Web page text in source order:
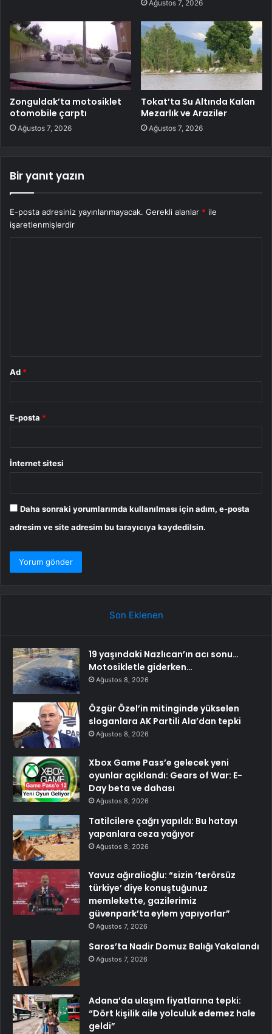
Ağustos 7, 2026
Zonguldak’ta motosiklet
otomobile çarptı
Ağustos 7, 2026
Tokat’ta Su Altında Kalan
Mezarlık ve Araziler
Ağustos 7, 2026
Bir yanıt yazın
E-posta adresiniz yayınlanmayacak. Gerekli alanlar * ile
işaretlenmişlerdir
Ad *
E-posta *
İnternet sitesi
Daha sonraki yorumlarımda kullanılması için adım, e-posta
adresim ve site adresim bu tarayıcıya kaydedilsin.
Son Eklenen
19 yaşındaki Nazlıcan’ın acı sonu…
Motosikletle giderken…
Ağustos 8, 2026
Özgür Özel’in mitinginde yükselen
sloganlara AK Partili Ala’dan tepki
Ağustos 8, 2026
Xbox Game Pass’e gelecek yeni
oyunlar açıklandı: Gears of War: E-
Day beta ve dahası
Ağustos 8, 2026
Tatilcilere çağrı yapıldı: Bu hatayı
yapanlara ceza yağıyor
Ağustos 8, 2026
Yavuz ağıralioğlu: “sizin ‘terörsüz
türkiye’ diye konuştuğunuz
memlekette, gazilerimiz
güvenpark’ta eylem yapıyorlar”
Ağustos 7, 2026
Saros’ta Nadir Domuz Balığı Yakalandı
Ağustos 7, 2026
Adana’da ulaşım fiyatlarına tepki:
“Dört kişilik aile yolculuk edemez hale
geldi”